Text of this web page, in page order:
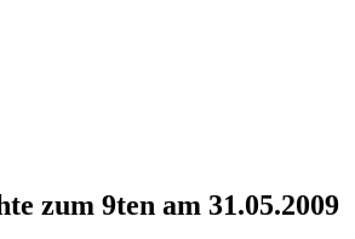
zum 9ten am 31.05.2009